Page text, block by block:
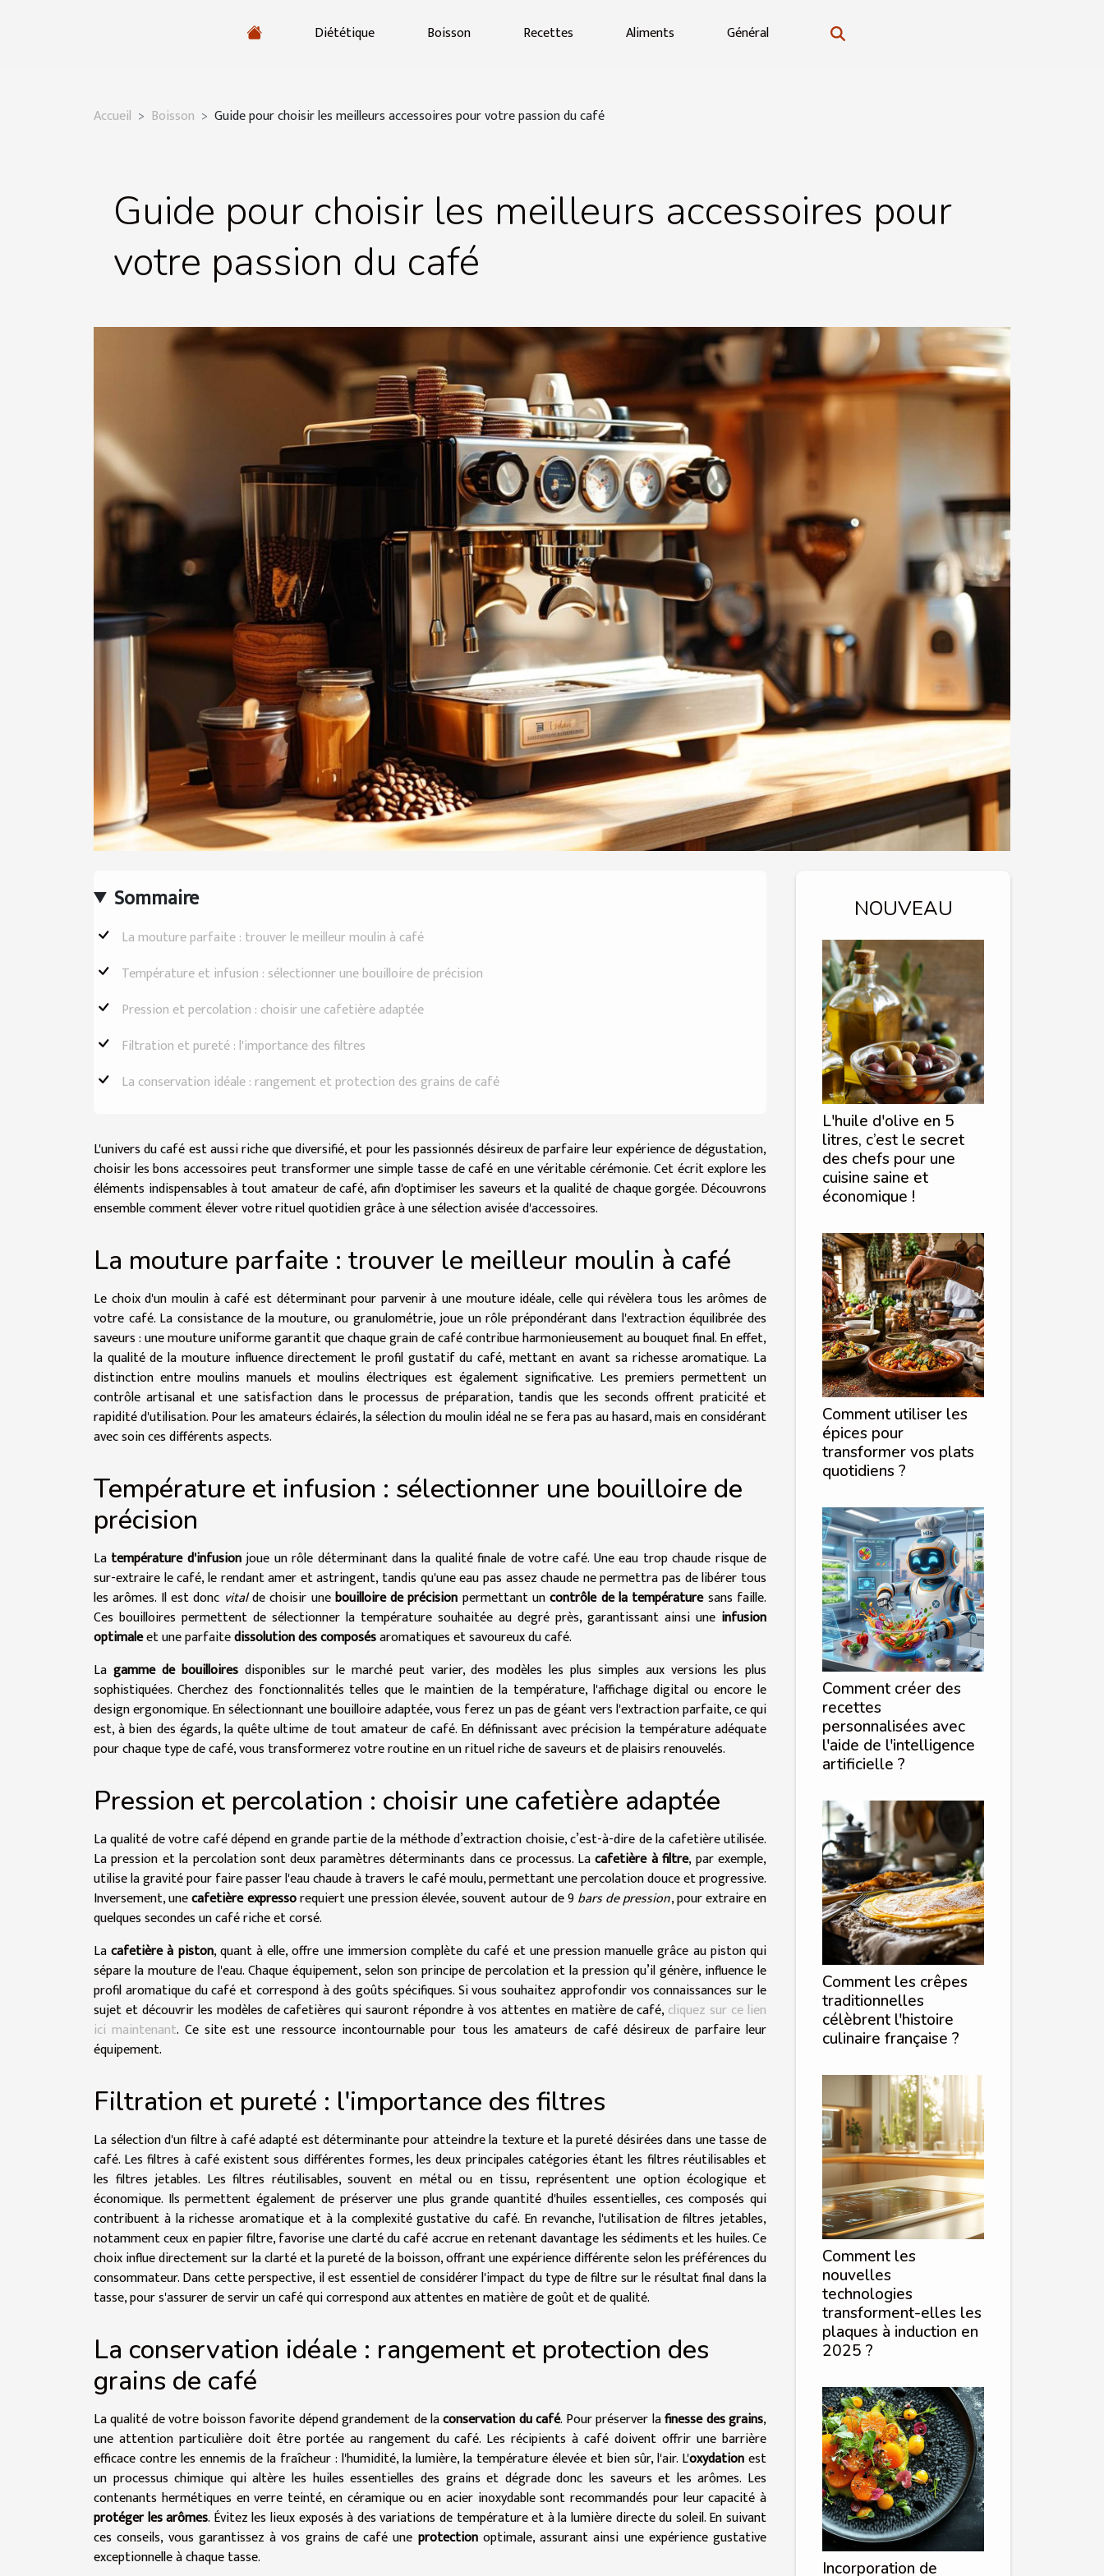
Diététique Boisson Recettes Aliments Général
Accueil Boisson Guide pour choisir les meilleurs accessoires pour votre passion du café
Guide pour choisir les meilleurs accessoires pour
votre passion du café
Sommaire
La mouture parfaite : trouver le meilleur moulin à café
Température et infusion : sélectionner une bouilloire de précision
Pression et percolation : choisir une cafetière adaptée
Filtration et pureté : l'importance des filtres
La conservation idéale : rangement et protection des grains de café
L'univers du café est aussi riche que diversifié, et pour les passionnés désireux de parfaire leur expérience de dégustation,
choisir les bons accessoires peut transformer une simple tasse de café en une véritable cérémonie. Cet écrit explore les
éléments indispensables à tout amateur de café, afin d'optimiser les saveurs et la qualité de chaque gorgée. Découvrons
ensemble comment élever votre rituel quotidien grâce à une sélection avisée d'accessoires.
La mouture parfaite : trouver le meilleur moulin à café
Le choix d'un moulin à café est déterminant pour parvenir à une mouture idéale, celle qui révèlera tous les arômes de
votre café. La consistance de la mouture, ou granulométrie, joue un rôle prépondérant dans l'extraction équilibrée des
saveurs : une mouture uniforme garantit que chaque grain de café contribue harmonieusement au bouquet final. En effet,
la qualité de la mouture influence directement le profil gustatif du café, mettant en avant sa richesse aromatique. La
distinction entre moulins manuels et moulins électriques est également significative. Les premiers permettent un
contrôle artisanal et une satisfaction dans le processus de préparation, tandis que les seconds offrent praticité et
rapidité d'utilisation. Pour les amateurs éclairés, la sélection du moulin idéal ne se fera pas au hasard, mais en considérant
avec soin ces différents aspects.
Température et infusion : sélectionner une bouilloire de
précision
La température d'infusionjoue un rôle déterminant dans la qualité finale de votre café. Une eau trop chaude risque de
sur-extraire le café, le rendant amer et astringent, tandis qu'une eau pas assez chaude ne permettra pas de libérer tous
les arômes. Il est donc vitalde choisir unebouilloire de précision permettant uncontrôle de la températuresans faille.
Ces bouilloires permettent de sélectionner la température souhaitée au degré près, garantissant ainsi une infusion
optimaleet une parfaitedissolution des composésaromatiques et savoureux du café.
La gamme de bouilloiresdisponibles sur le marché peut varier, des modèles les plus simples aux versions les plus
sophistiquées. Cherchez des fonctionnalités telles que le maintien de la température, l'affichage digital ou encore le
design ergonomique. En sélectionnant une bouilloire adaptée, vous ferez un pas de géant vers l'extraction parfaite, ce qui
est, à bien des égards, la quête ultime de tout amateur de café. En définissant avec précision la température adéquate
pour chaque type de café, vous transformerez votre routine en un rituel riche de saveurs et de plaisirs renouvelés.
Pression et percolation : choisir une cafetière adaptée
La qualité de votre café dépend en grande partie de la méthode d’extraction choisie, c’est-à-dire de la cafetière utilisée.
La pression et la percolation sont deux paramètres déterminants dans ce processus. Lacafetière à filtre, par exemple,
utilise la gravité pour faire passer l'eau chaude à travers le café moulu, permettant une percolation douce et progressive.
Inversement, unecafetière expressorequiert une pression élevée, souvent autour de 9bars de pression, pour extraire en
quelques secondes un café riche et corsé.
Lacafetière à piston, quant à elle, offre une immersion complète du café et une pression manuelle grâce au piston qui
sépare la mouture de l'eau. Chaque équipement, selon son principe de percolation et la pression qu’il génère, influence le
profil aromatique du café et correspond à des goûts spécifiques. Si vous souhaitez approfondir vos connaissances sur le
sujet et découvrir les modèles de cafetières qui sauront répondre à vos attentes en matière de café,cliquez sur ce lien
ici maintenant. Ce site est une ressource incontournable pour tous les amateurs de café désireux de parfaire leur
équipement.
Filtration et pureté : l'importance des filtres
La sélection d'un filtre à café adapté est déterminante pour atteindre la texture et la pureté désirées dans une tasse de
café. Les filtres à café existent sous différentes formes, les deux principales catégories étant les filtres réutilisables et
les filtres jetables. Les filtres réutilisables, souvent en métal ou en tissu, représentent une option écologique et
économique. Ils permettent également de préserver une plus grande quantité d'huiles essentielles, ces composés qui
contribuent à la richesse aromatique et à la complexité gustative du café. En revanche, l'utilisation de filtres jetables,
notamment ceux en papier filtre, favorise une clarté du café accrue en retenant davantage les sédiments et les huiles. Ce
choix influe directement sur la clarté et la pureté de la boisson, offrant une expérience différente selon les préférences du
consommateur. Dans cette perspective, il est essentiel de considérer l'impact du type de filtre sur le résultat final dans la
tasse, pour s'assurer de servir un café qui correspond aux attentes en matière de goût et de qualité.
La conservation idéale : rangement et protection des
grains de café
La qualité de votre boisson favorite dépend grandement de laconservation du café. Pour préserver lafinesse des grains,
une attention particulière doit être portée au rangement du café. Les récipients à café doivent offrir une barrière
efficace contre les ennemis de la fraîcheur : l'humidité, la lumière, la température élevée et bien sûr, l'air. L'oxydationest
un processus chimique qui altère les huiles essentielles des grains et dégrade donc les saveurs et les arômes. Les
contenants hermétiques en verre teinté, en céramique ou en acier inoxydable sont recommandés pour leur capacité à
protéger les arômes. Évitez les lieux exposés à des variations de température et à la lumière directe du soleil. En suivant
ces conseils, vous garantissez à vos grains de café une protectionoptimale, assurant ainsi une expérience gustative
exceptionnelle à chaque tasse.
NOUVEAU
L'huile d'olive en 5
litres, c’est le secret
des chefs pour une
cuisine saine et
économique !
Comment utiliser les
épices pour
transformer vos plats
quotidiens ?
Comment créer des
recettes
personnalisées avec
l'aide de l'intelligence
artificielle ?
Comment les crêpes
traditionnelles
célèbrent l'histoire
culinaire française ?
Comment les
nouvelles
technologies
transforment-elles les
plaques à induction en
2025 ?
Incorporation de